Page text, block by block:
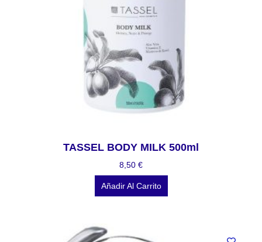
TASSEL BODY MILK 500ml
8,50 €
Añadir Al Carrito